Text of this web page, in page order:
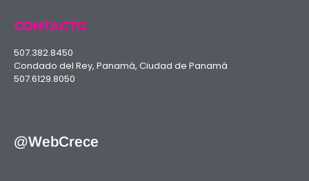
CONTACTO
507.382.8450
Condado del Rey, Panamá, Ciudad de Panamá
507.6129.8050
@WebCrece